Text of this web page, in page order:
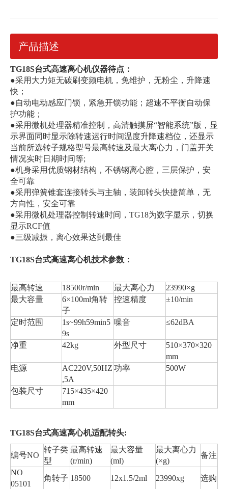
产品描述
TG18S台式高速离心机仪器待点：
●采用大力矩无碳刷变频电机，免维护，无粉尘，升降速
快；
●自动电动感应门锁，紧急开锁功能；超速不平衡自动保
护功能；
●采用微机处理器精准控制，高清触摸屏“智能系统”版，显
示界面同时显示除转速运行时间温度升降速档位，还显示
当前所选转子规格型号最高转速及最大离心力，门盖开关
情况实时日期时间等;
●机身采用优质钢材结构，不锈钢离心腔，三层保护，安
全可靠
●采用弹簧锥套连接转头与主轴，装卸转头快捷简单，无
方向性，安全可靠
●采用微机处理器控制转速时间，TG18为数字显示，切换
显示RCF值
●三级减振，离心效果达到最佳
TG18S台式高速离心机技术参数：
最高转速 18500r/min 最大离心力
23990×g
最大容量
6×100ml角转
子
控速精度 ±10/min
定时范围
1s~99h59min5
9s
噪音 ≤62dBA
净重 42kg 外型尺寸
510×370×320
mm
电源
AC220V,50HZ
,5A
功率 500W
包装尺寸
715×435×420
mm
TG18S台式高速离心机适配转头:
编号NO
转子类
型
最高转速
(r/min)
最大容量
(ml)
最大离心力
(×g)
备注
NO
05101
角转子 18500 12x1.5/2ml 23990xg
选购